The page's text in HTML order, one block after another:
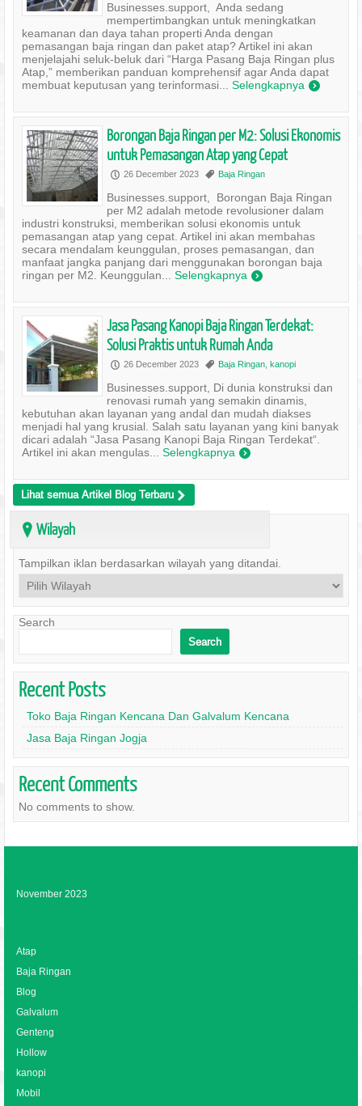
Businesses.support, Anda sedang
mempertimbangkan untuk meningkatkan
keamanan dan daya tahan properti Anda dengan
pemasangan baja ringan dan paket atap? Artikel ini akan
menjelajahi seluk-beluk dari “Harga Pasang Baja Ringan plus
Atap,” memberikan panduan komprehensif agar Anda dapat
membuat keputusan yang terinformasi... Selengkapnya )
Borongan Baja Ringan per M2: Solusi Ekonomis
untuk Pemasangan Atap yang Cepat
P 26 December 2023 , Baja Ringan
Businesses.support, Borongan Baja Ringan
per M2 adalah metode revolusioner dalam
industri konstruksi, memberikan solusi ekonomis untuk
pemasangan atap yang cepat. Artikel ini akan membahas
secara mendalam keunggulan, proses pemasangan, dan
manfaat jangka panjang dari menggunakan borongan baja
ringan per M2. Keunggulan... Selengkapnya )
Jasa Pasang Kanopi Baja Ringan Terdekat:
Solusi Praktis untuk Rumah Anda
P 26 December 2023 , Baja Ringan, kanopi
Businesses.support, Di dunia konstruksi dan
renovasi rumah yang semakin dinamis,
kebutuhan akan layanan yang andal dan mudah diakses
menjadi hal yang krusial. Salah satu layanan yang kini banyak
dicari adalah “Jasa Pasang Kanopi Baja Ringan Terdekat“.
Artikel ini akan mengulas... Selengkapnya )
Lihat semua Artikel Blog Terbaru >
? Wilayah
Tampilkan iklan berdasarkan wilayah yang ditandai.
Search
Search
Recent Posts
Toko Baja Ringan Kencana Dan Galvalum Kencana
Jasa Baja Ringan Jogja
Recent Comments
No comments to show.
November 2023
Atap
Baja Ringan
Blog
Galvalum
Genteng
Hollow
kanopi
Mobil